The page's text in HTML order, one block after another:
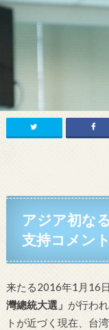
アジア初な
支持コメン
来たる2016年1月16
灣總統大選」 が行わ
トが近づく現在、台